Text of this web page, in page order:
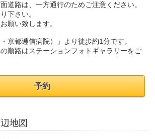
道路は、一方通行のためご注意ください。
下さい。
願い致します。
京都逓信病院）」より徒歩約1分です。
順路はステーションフォトギャラリーをご
予約
地図